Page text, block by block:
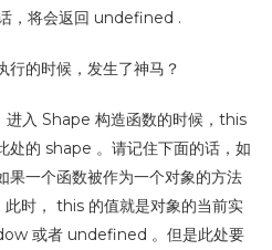
，将会返回 undefined .
行的时候，发生了神马？
入 Shape 构造函数的时候，this
处的 shape 。请记住下面的话，如
果一个函数被作为一个对象的方法
时， this 的值就是对象的当前实
或者 undefined 。但是此处要